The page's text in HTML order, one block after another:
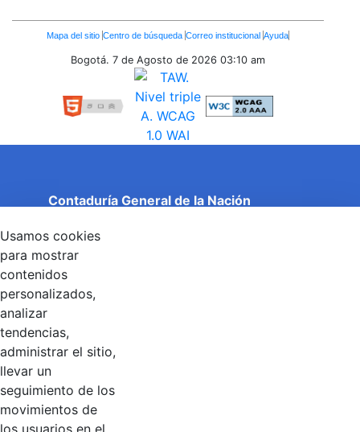
Enlaces
Inferiores
Mapa del sitio Centro de búsqueda Correo institucional Ayuda
Bogotá. 7 de Agosto de 2026 03:10 am
Contaduría General de la Nación
Entidad adscrita al Ministerio de Hacienda y Crédito
Público
Torre 1 (Aire) - Piso 15, Bogotá D.C., Colombia
Código Postal: 111071
Linkedin
Usamos cookies
para mostrar
contenidos
personalizados,
analizar
tendencias,
administrar el sitio,
llevar un
seguimiento de los
movimientos de
los usuarios en el